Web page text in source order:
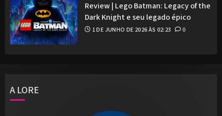
Review | Lego Batman: Legacy of the
Dark Knight e seu legado épico
1 DE JUNHO DE 2026 ÀS 02:23 0
A LORE